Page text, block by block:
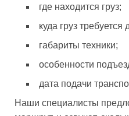
где находится груз;
куда груз требуется
габариты техники;
особенности
дата подачи
Наши специалисты